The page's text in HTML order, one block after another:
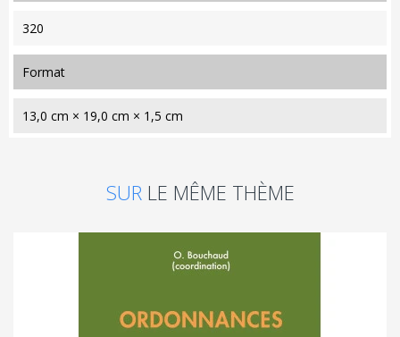
320
format
13,0 cm × 19,0 cm × 1,5 cm
SUR LE MÊME THÈME